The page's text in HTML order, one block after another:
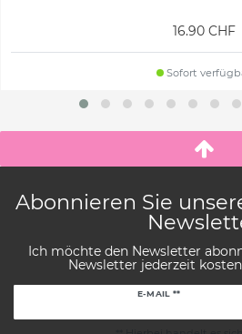
16.90 CHF
Sofort
Abonnieren Sie
Ich möchte den Newsletter
Newsletter jederzeit
E-MAIL **